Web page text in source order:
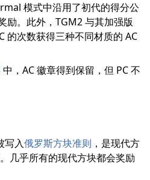
模式中沿用了初代的得分公
励。此外，TGM2 与其加强版
的次数获得三种不同材质的 AC
中，AC 徽章得到保留，但 PC 不
写入俄罗斯方块准则 ，是现代方
几乎所有的现代方块都会奖励